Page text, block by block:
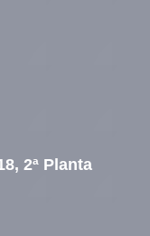
2ª Planta